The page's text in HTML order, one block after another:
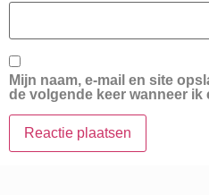
Mijn naam, e-mail en site
de volgende keer wanneer ik